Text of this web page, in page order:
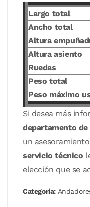
Largo total
Ancho total
Altura
Altura asiento
Ruedas
Peso total
Peso máximo
Si desea más
departamento
un
servicio técnico
elección que se
Categoría: